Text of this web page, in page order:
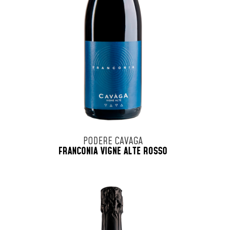
PODERE CAVAGA
FRANCONIA VIGNE ALTE ROSSO